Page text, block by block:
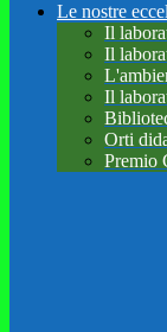
Le nostre
Il
Il
Il
Orti
Premio